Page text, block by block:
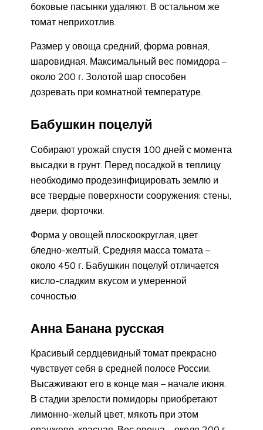
боковые пасынки удаляют. В остальном же
томат неприхотлив.
Размер у овоща средний, форма ровная,
шаровидная. Максимальный вес помидора –
около 200 г. Золотой шар способен
дозревать при комнатной температуре.
Бабушкин поцелуй
Собирают урожай спустя 100 дней с момента
высадки в грунт. Перед посадкой в теплицу
необходимо продезинфицировать землю и
все твердые поверхности сооружения: стены,
двери, форточки.
Форма у овощей плоскоокруглая, цвет
бледно-желтый. Средняя масса томата –
около 450 г. Бабушкин поцелуй отличается
кисло-сладким вкусом и умеренной
сочностью.
Анна Банана русская
Красивый сердцевидный томат прекрасно
чувствует себя в средней полосе России.
Высаживают его в конце мая – начале июня.
В стадии зрелости помидоры приобретают
лимонно-желый цвет, мякоть при этом